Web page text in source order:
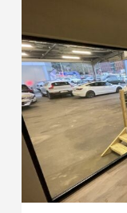
Cumaru est une
écologique aux